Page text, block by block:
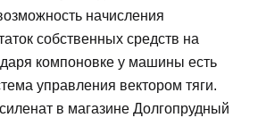
начисления
собственных средств на
компоновке у машины есть
управления вектором тяги.
в магазине Долгопрудный